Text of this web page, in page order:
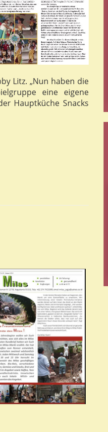
Litz. „Nun haben die
eine eigene
Hauptküche Snacks